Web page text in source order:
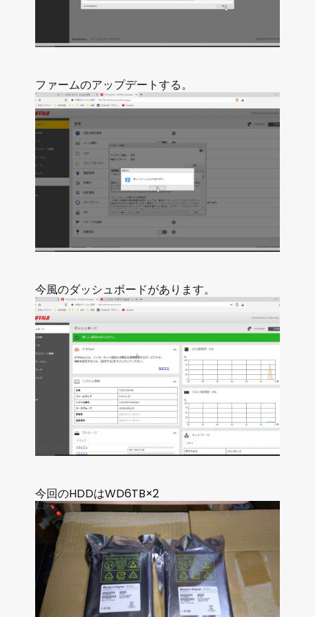
ファームのアップデートする。
今風のダッシュボードがあります。
今回のHDDはWD6TB×2